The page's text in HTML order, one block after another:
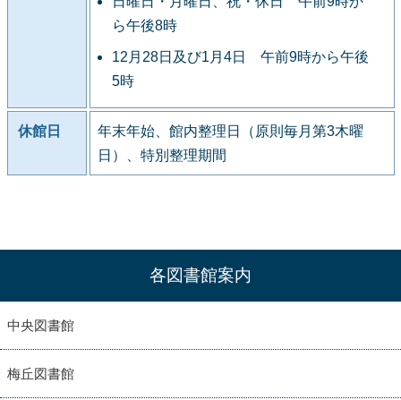
ら午後8時
12月28日及び1月4日 午前9時から午後
5時
休館日
年末年始、館内整理日（原則毎月第3木曜
日）、特別整理期間
各図書館案内
中央図書館
梅丘図書館